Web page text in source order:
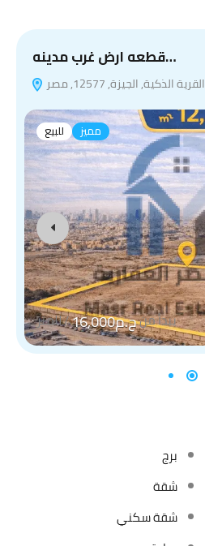
قطعه ارض غرب مدينه…
القرية الذكية, الجيزة, 12577, مصر
للبيع مميز
يبدأ منج.م16,000 /للمتر
برج
شقة
شقة سكني